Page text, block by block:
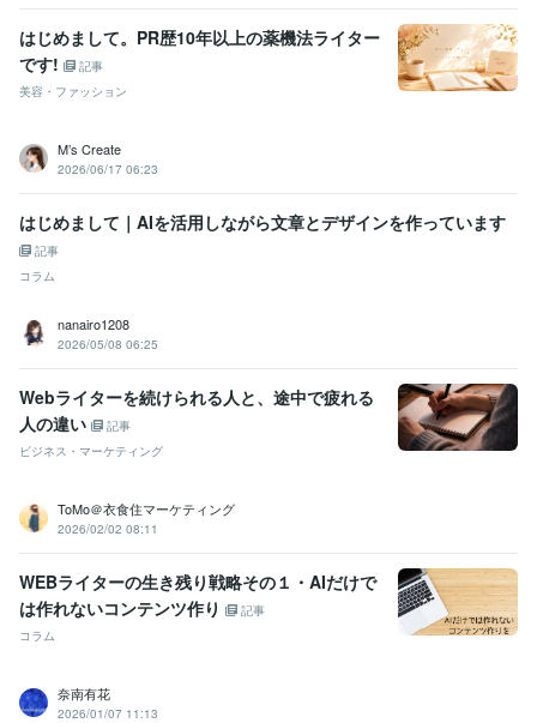
はじめまして。PR歴10年以上の薬機法ライター
です!
記事
美容・ファッション
M’s Create
2026/06/17 06:23
はじめまして｜AIを活用しながら文章とデザインを作っています
記事
コラム
nanairo1208
2026/05/08 06:25
Webライターを続けられる人と、途中で疲れる
人の違い
記事
ビジネス・マーケティング
ToMo＠衣食住マーケティング
2026/02/02 08:11
WEBライターの生き残り戦略その１・AIだけで
は作れないコンテンツ作り
記事
コラム
奈南有花
2026/01/07 11:13